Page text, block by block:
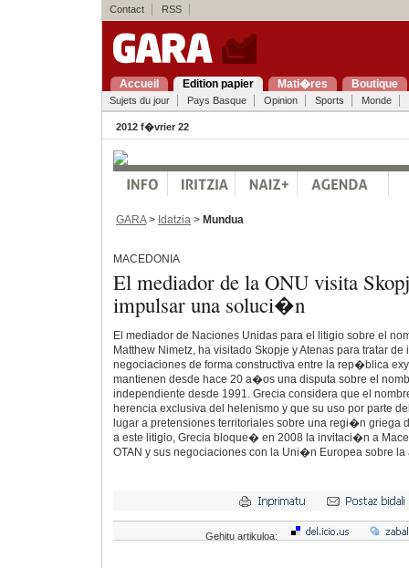
Contact RSS
Accueil Edition papier Mati�res Boutique
Sujets du jour Pays Basque Opinion Sports Monde
2012 f�vrier 22
GARA> Idatzia > Mundua
MACEDONIA
El mediador de la ONU visita
impulsar una soluci�n
El mediador de Naciones Unidas para el litigio sobre el
Matthew Nimetz, ha visitado Skopje y Atenas para tratar de
negociaciones de forma constructiva entre la rep�blica
mantienen desde hace 20 a�os una disputa sobre el
independiente desde 1991. Grecia considera que el
herencia exclusiva del helenismo y que su uso por parte
lugar a pretensiones territoriales sobre una regi�n griega
a este litigio, Grecia bloque� en 2008 la invitaci�n a
OTAN y sus negociaciones con la Uni�n Europea sobre
Gehitu artikuloa: